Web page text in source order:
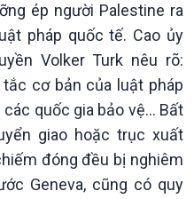
Khoa học & Công nghệ
Tin Khoa học & Công nghệ
Kết nối công nghệ
Sống chung với biến đổi
ép người Palestine ra
pháp quốc tế. Cao ủy
Volker Turk nêu rõ:
cơ bản của luật pháp
quốc gia bảo vệ... Bất
giao hoặc trục xuất
đóng đều bị nghiêm
Geneva, cũng có quy